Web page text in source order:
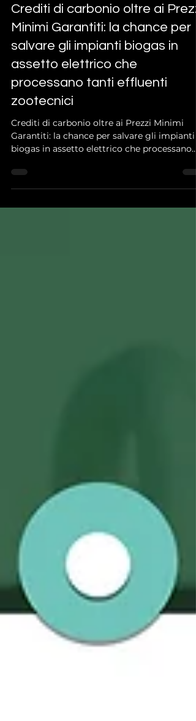
22 feb
Tempo di lettura: 4 min
Crediti di carbonio oltre ai
Minimi Garantiti: la chance per
salvare gli impianti biogas in
assetto elettrico che
processano tanti effluenti
zootecnici
Crediti di carbonio oltre ai Prezzi Minimi
biogas in assetto elettrico che processano
tanti effluenti zootecnici